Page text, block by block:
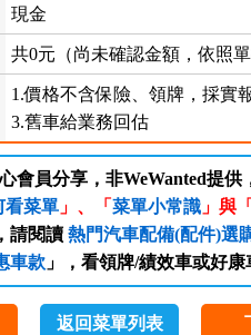
現金
共0元（尚未確認金額，依照單
1.價格不含保險、領牌，採實
3.舊車給業務回估
員分享，非WeWanted提供
看菜單」、「 菜單小常識」與「
請閱讀 熱門汽車配備(配件)選
車款」，看領牌/績效車或好康
返回菜單列表